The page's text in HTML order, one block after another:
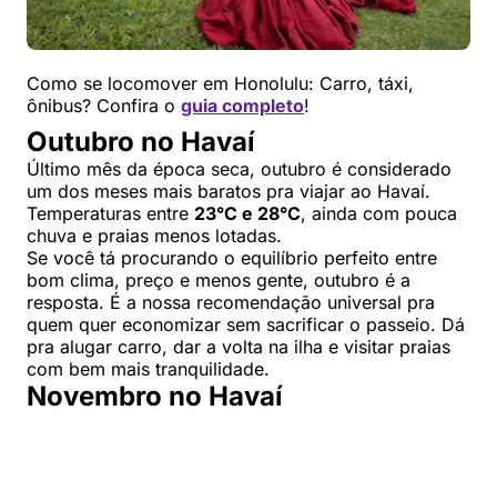
Como se locomover em Honolulu: Carro, táxi,
ônibus? Confira o guia completo!
Outubro no Havaí
Último mês da época seca, outubro é considerado
um dos meses mais baratos pra viajar ao Havaí.
Temperaturas entre 23°C e 28°C, ainda com pouca
chuva e praias menos lotadas.
Se você tá procurando o equilíbrio perfeito entre
bom clima, preço e menos gente, outubro é a
resposta. É a nossa recomendação universal pra
quem quer economizar sem sacrificar o passeio. Dá
pra alugar carro, dar a volta na ilha e visitar praias
com bem mais tranquilidade.
Novembro no Havaí